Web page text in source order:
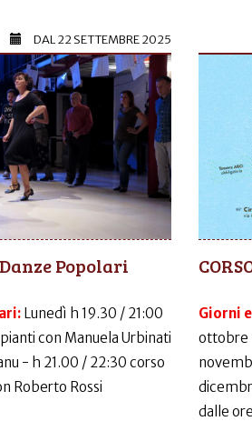
DAL22 SETTEMBRE 2025
Popolari
Lunedì h 19.30 / 21:00
con Manuela Urbinati
- h 21.00 / 22:30 corso
Roberto Rossi
Giorni
ottobre
dalle